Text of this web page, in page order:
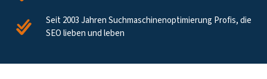
Seit 2003 Jahren Suchmaschinenoptimierung Profis, die
SEO lieben und leben